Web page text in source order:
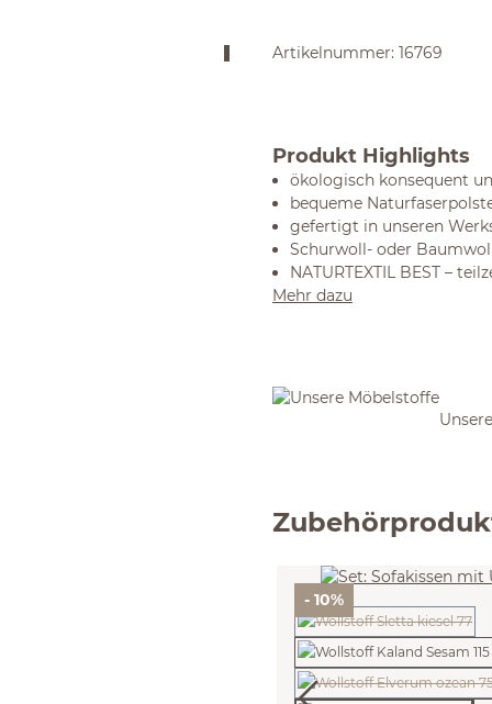
Artikelnummer: 16769
Produkt Highlights
ökologisch konsequent
bequeme
gefertigt in unseren
Schurwoll- oder
NATURTEXTIL BEST –
Mehr dazu
- 10%